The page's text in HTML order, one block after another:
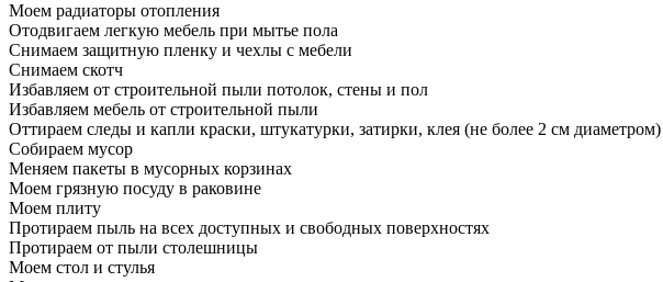
Моем радиаторы отопления
Отодвигаем легкую мебель при мытье пола
Снимаем защитную пленку и чехлы с мебели
Снимаем скотч
Избавляем от строительной пыли потолок, стены и пол
Избавляем мебель от строительной пыли
Оттираем следы и капли краски, штукатурки, затирки, клея (не более 2 см диаметром)
Собираем мусор
Меняем пакеты в мусорных корзинах
Моем грязную посуду в раковине
Моем плиту
Протираем пыль на всех доступных и свободных поверхностях
Протираем от пыли столешницы
Моем стол и стулья